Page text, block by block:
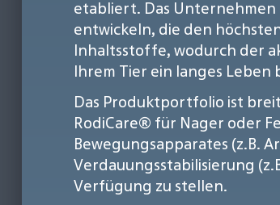
etabliert. Das
entwickeln, die den
Inhaltsstoffe, wodurch der
Ihrem Tier ein langes
Das Produktportfolio ist
RodiCare® für Nager oder
Bewegungsapparates (z.B.
Verdauungsstabilisierung
Verfügung zu stellen.